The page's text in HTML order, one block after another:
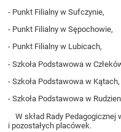
- Punkt Filialny w Sufczynie,
- Punkt Filialny w Sępochowie,
- Punkt Filialny w Lubicach,
- Szkoła Podstawowa w
- Szkoła Podstawowa w Kątach,
- Szkoła Podstawowa w
W skład Rady Pedagogicznej
i pozostałych placówek.